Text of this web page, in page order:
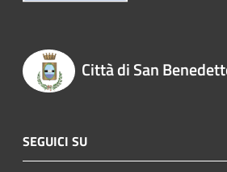
Città di San
SEGUICI SU